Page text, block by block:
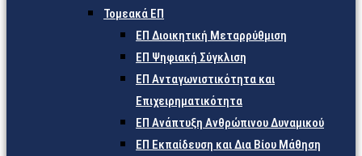
Τομεακά ΕΠ
ΕΠ Διοικητική Μεταρρύθμιση
ΕΠ Ψηφιακή Σύγκλιση
ΕΠ Ανταγωνιστικότητα και
Επιχειρηματικότητα
ΕΠ Ανάπτυξη Ανθρώπινου Δυναμικού
ΕΠ Εκπαίδευση και Δια Βίου Μάθηση